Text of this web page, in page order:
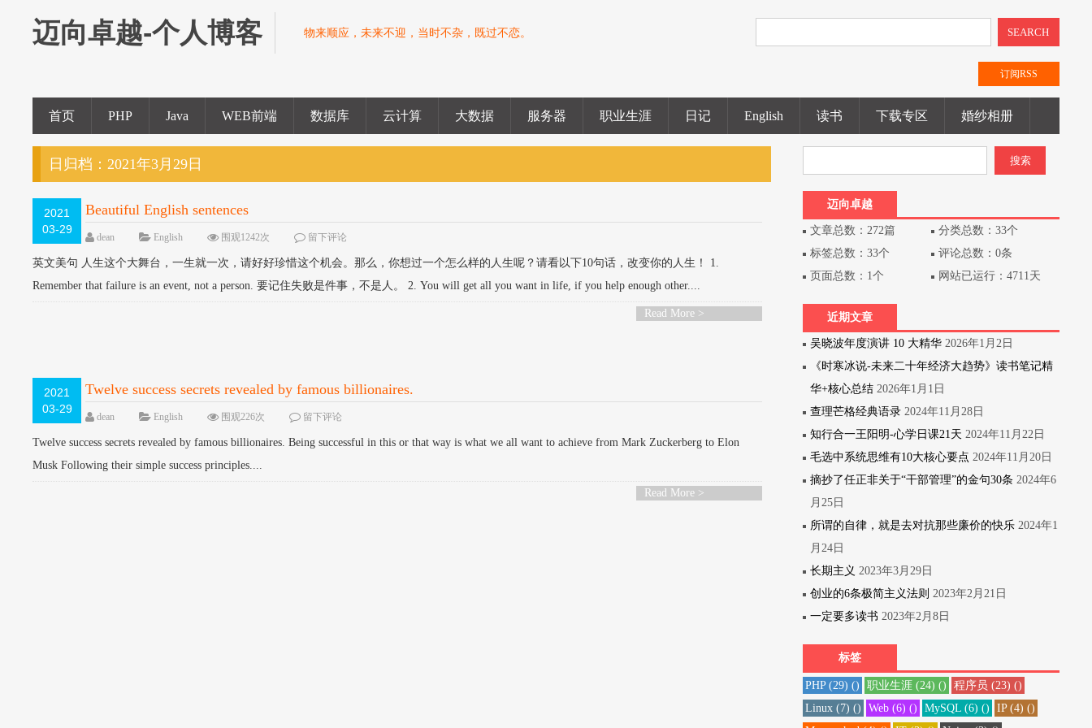
迈向卓越-个人博客 物来顺应，未来不迎，当时不杂，既过不恋。 SEARCH
订阅RSS
首页 PHP Java WEB前端 数据库 云计算 大数据 服务器 职业生涯 日记 English 读书 下载专区 婚纱相册
日归档：2021年3月29日
2021
03-29
Beautiful English sentences
dean English 围观1242次 留下评论
英文美句 人生这个大舞台，一生就一次，请好好珍惜这个机会。那么，你想过一个怎么样的人生呢？请看以下10句话，改变你的人生！ 1.
Remember that failure is an event, not a person. 要记住失败是件事，不是人。 2. You will get all you want in life, if you help enough other....
Read More >
2021
03-29
Twelve success secrets revealed by famous billionaires.
dean English 围观226次 留下评论
Twelve success secrets revealed by famous billionaires. Being successful in this or that way is what we all want to achieve from Mark Zuckerberg to Elon
Musk Following their simple success principles....
Read More >
迈向卓越
文章总数：272篇
分类总数：33个
标签总数：33个
评论总数：0条
页面总数：1个
网站已运行：4711天
近期文章
吴晓波年度演讲 10 大精华 2026年1月2日
《时寒冰说-未来二十年经济大趋势》读书笔记精
华+核心总结 2026年1月1日
查理芒格经典语录 2024年11月28日
知行合一王阳明-心学日课21天 2024年11月22日
毛选中系统思维有10大核心要点 2024年11月20日
摘抄了任正非关于“干部管理”的金句30条 2024年6
月25日
所谓的自律，就是去对抗那些廉价的快乐 2024年1
月24日
长期主义 2023年3月29日
创业的6条极简主义法则 2023年2月21日
一定要多读书 2023年2月8日
标签
PHP(29) () 职业生涯(24) () 程序员 (23) ()
Linux(7) () Web(6) () MySQL(6) () IP(4) ()